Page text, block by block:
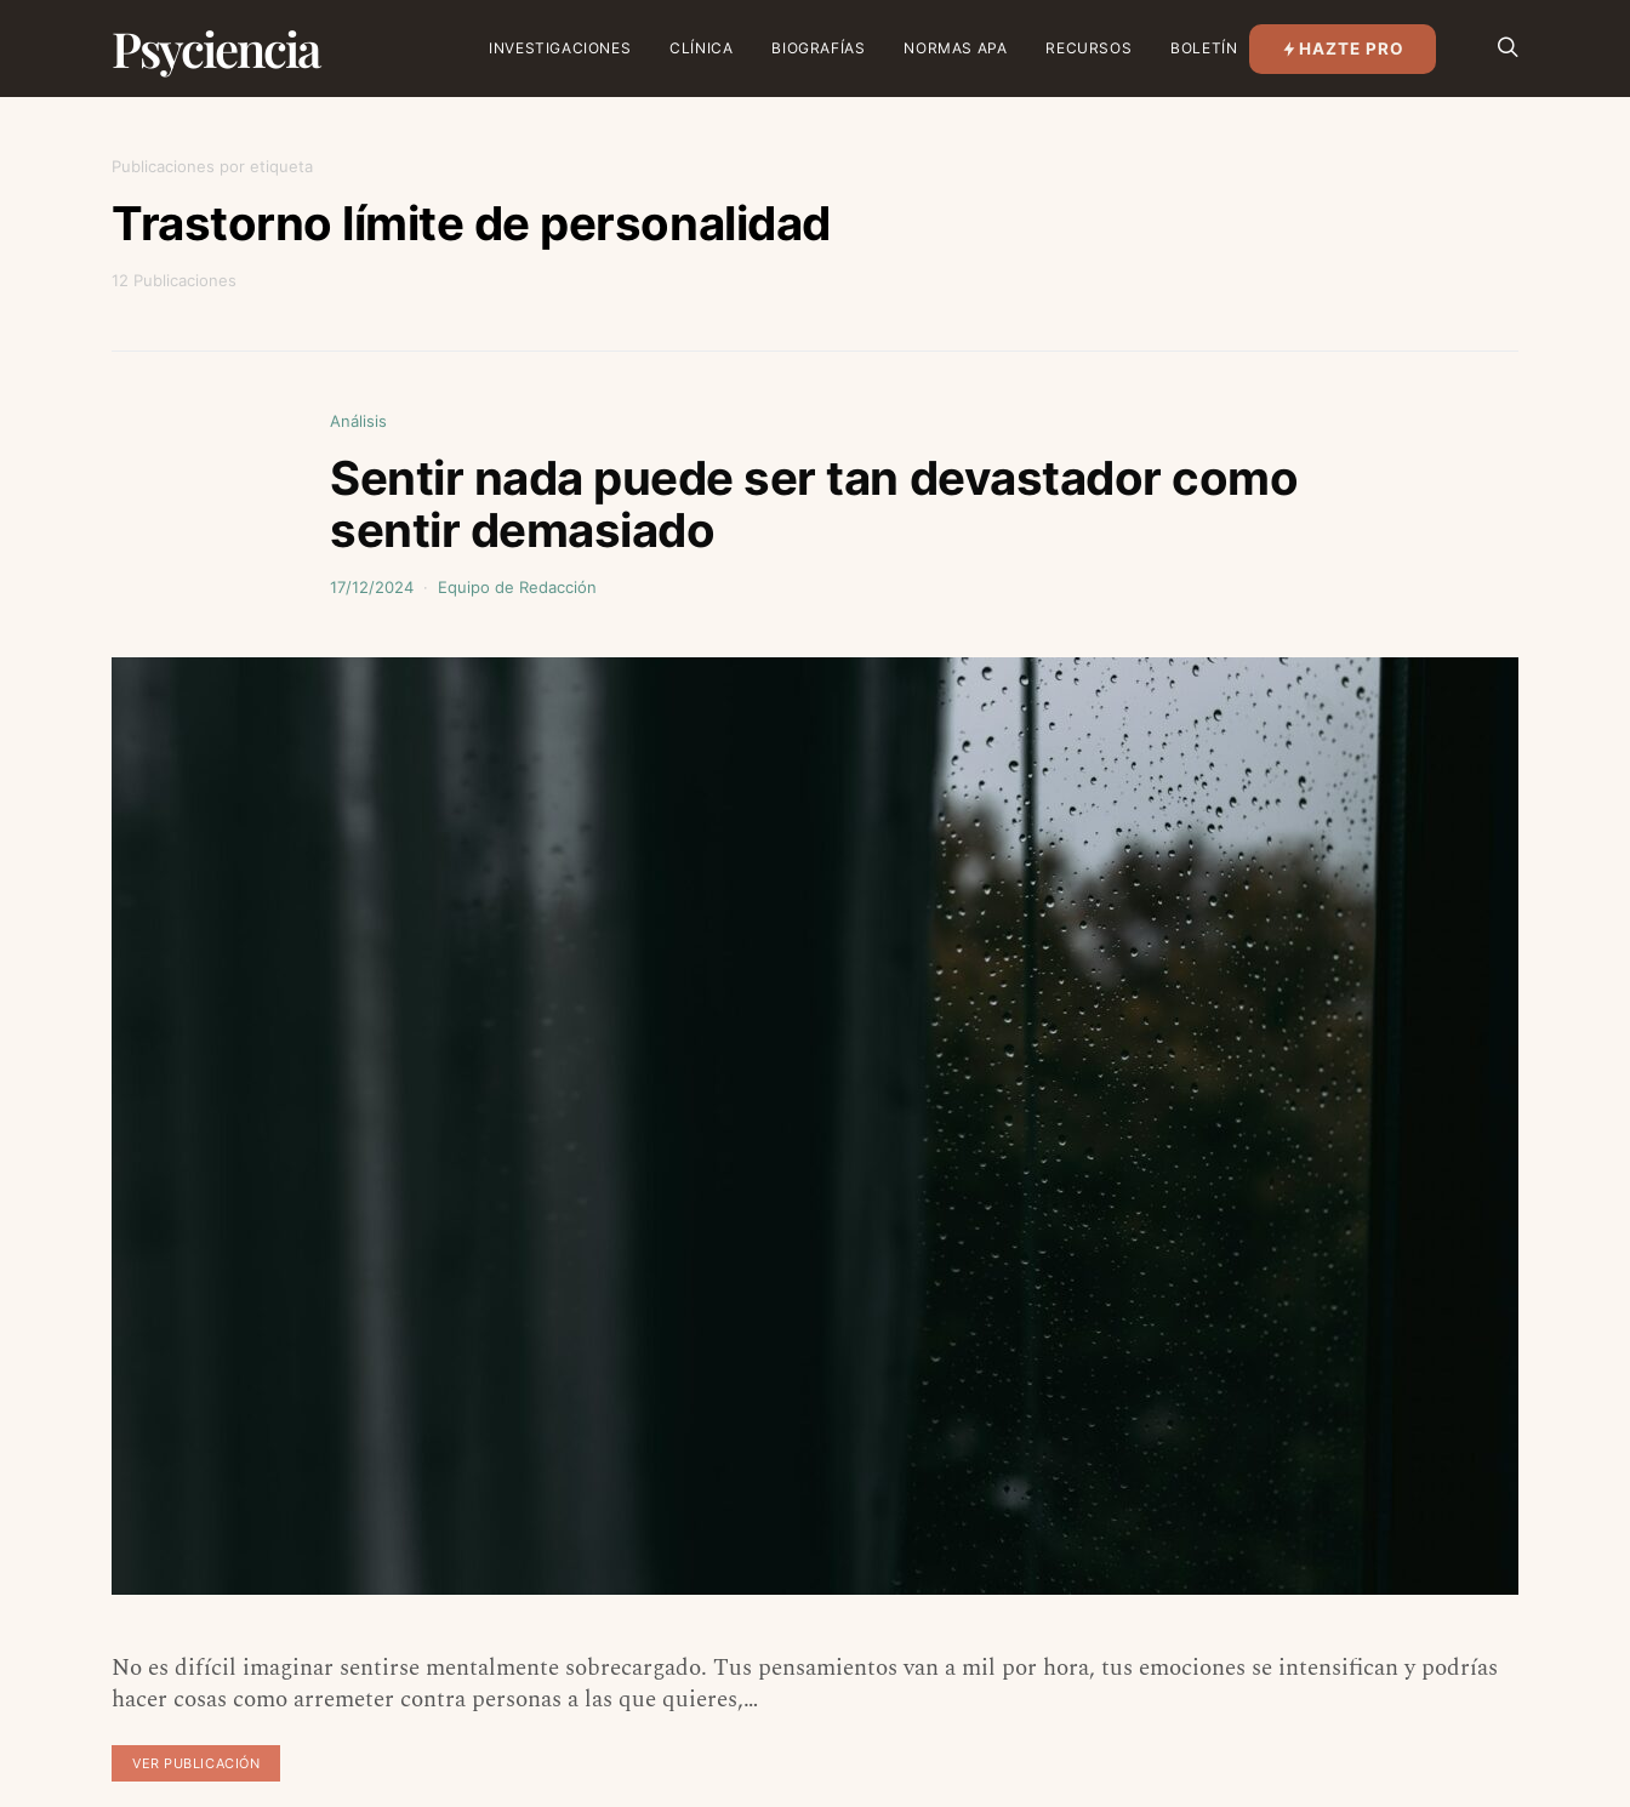
Psyciencia INVESTIGACIONES CLÍNICA BIOGRAFÍAS NORMAS APA RECURSOS BOLETÍN HAZTE PRO
Publicaciones por etiqueta
Trastorno límite de personalidad
12 Publicaciones
Análisis
Sentir nada puede ser tan devastador como
sentir demasiado
17/12/2024 Equipo de Redacción
No es difícil imaginar sentirse mentalmente sobrecargado. Tus pensamientos van a mil por hora, tus emociones se intensifican y podrías
hacer cosas como arremeter contra personas a las que quieres,…
VER PUBLICACIÓN